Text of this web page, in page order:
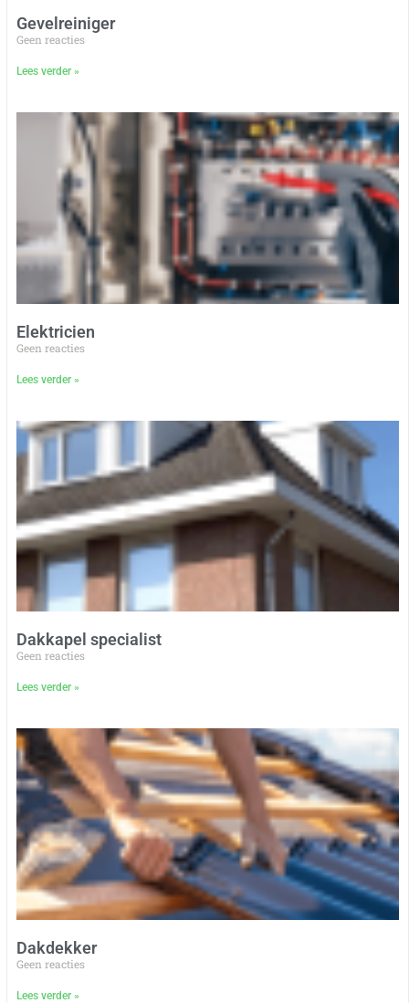
Gevelreiniger
Geen reacties
Lees verder »
Elektricien
Geen reacties
Lees verder »
Dakkapel specialist
Geen reacties
Lees verder »
Dakdekker
Geen reacties
Lees verder »